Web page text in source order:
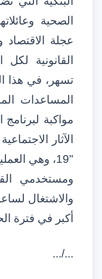
الصحية
عجلة الاقتصاد
القانونية
تسهر، في هذا
المساعدات
مواكبة
الآثار
19"، وهي
ومستخدمي
والاشتغال
أكبر في فترة
.../...